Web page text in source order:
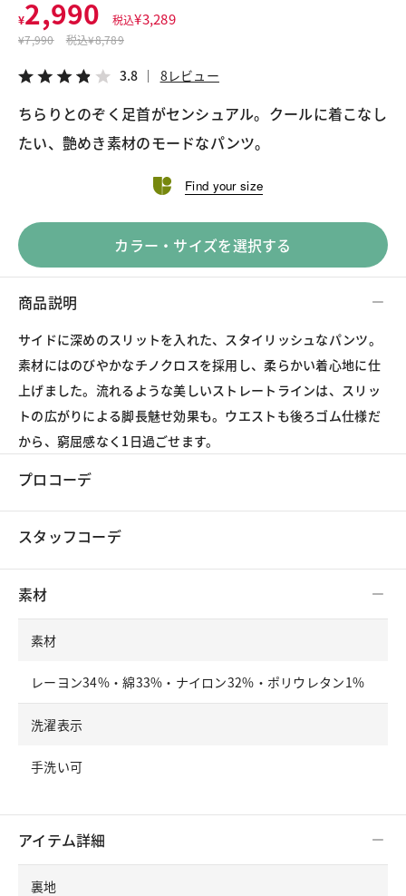
¥2,990 税込¥3,289
¥7,990 税込¥8,789
3.8 8レビュー
ちらりとのぞく足首がセンシュアル。クールに着こなし
たい、艶めき素材のモードなパンツ。
Find your size
カラー・サイズを選択する
商品説明
サイドに深めのスリットを入れた、スタイリッシュなパンツ。
素材にはのびやかなチノクロスを採用し、柔らかい着心地に仕
上げました。流れるような美しいストレートラインは、スリッ
トの広がりによる脚長魅せ効果も。ウエストも後ろゴム仕様だ
から、窮屈感なく1日過ごせます。
プロコーデ
スタッフコーデ
素材
素材
レーヨン34%・綿33%・ナイロン32%・ポリウレタン1%
洗濯表示
手洗い可
アイテム詳細
裏地
¥2,990 税込¥3,289
LINE X メール